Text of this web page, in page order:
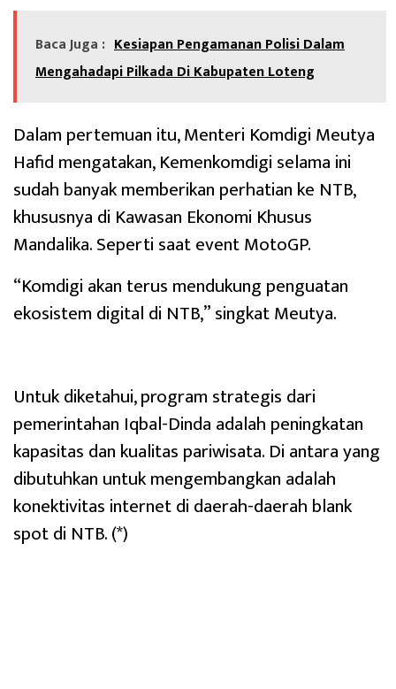
Baca Juga : Kesiapan Pengamanan Polisi Dalam
Mengahadapi Pilkada Di Kabupaten Loteng
Dalam pertemuan itu, Menteri Komdigi Meutya
Hafid mengatakan, Kemenkomdigi selama ini
sudah banyak memberikan perhatian ke NTB,
khususnya di Kawasan Ekonomi Khusus
Mandalika. Seperti saat event MotoGP.
“Komdigi akan terus mendukung penguatan
ekosistem digital di NTB,” singkat Meutya.
Untuk diketahui, program strategis dari
pemerintahan Iqbal-Dinda adalah peningkatan
kapasitas dan kualitas pariwisata. Di antara yang
dibutuhkan untuk mengembangkan adalah
konektivitas internet di daerah-daerah blank
spot di NTB. (*)